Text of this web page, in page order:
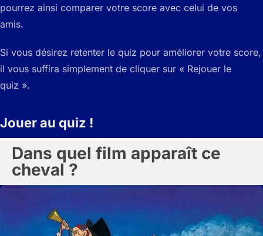
pourrez ainsi comparer votre score avec celui de vos
amis.
Si vous désirez retenter le quiz pour améliorer votre score,
il vous suffira simplement de cliquer sur « Rejouer le
quiz ».
Jouer au quiz !
Dans quel film apparaît ce
cheval ?